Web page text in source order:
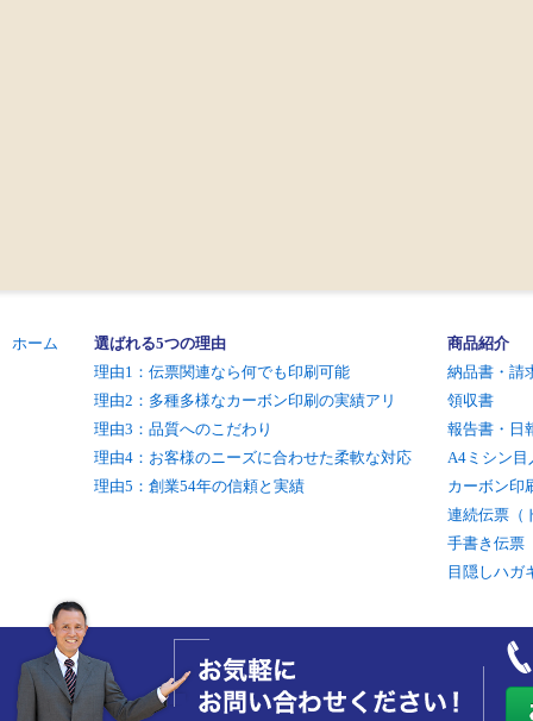
ホーム
選ばれる5つの理由
理由1：伝票関連なら何でも印刷可能
理由2：多種多様なカーボン印刷の実績アリ
理由3：品質へのこだわり
理由4：お客様のニーズに合わせた柔軟な対応
理由5：創業54年の信頼と実績
商品紹介
納品書・請
領収書
報告書・日
A4ミシン目
カーボン印
連続伝票（
手書き伝票
目隠しハガ